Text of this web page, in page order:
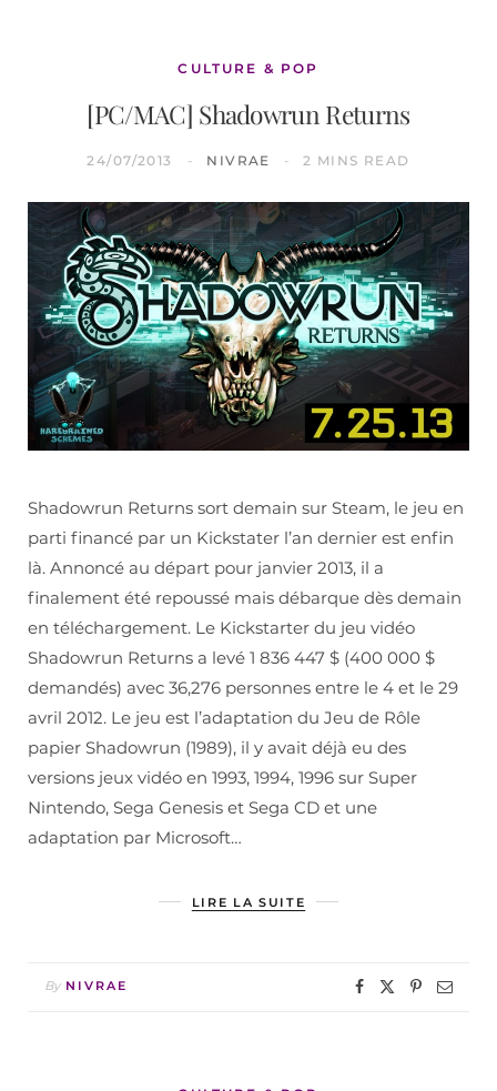
CULTURE & POP
[PC/MAC] Shadowrun Returns
24/07/2013 NIVRAE 2 MINS READ
Shadowrun Returns sort demain sur Steam, le jeu en
parti financé par un Kickstater l’an dernier est enfin
là. Annoncé au départ pour janvier 2013, il a
finalement été repoussé mais débarque dès demain
en téléchargement. Le Kickstarter du jeu vidéo
Shadowrun Returns a levé 1 836 447 $ (400 000 $
demandés) avec 36,276 personnes entre le 4 et le 29
avril 2012. Le jeu est l’adaptation du Jeu de Rôle
papier Shadowrun (1989), il y avait déjà eu des
versions jeux vidéo en 1993, 1994, 1996 sur Super
Nintendo, Sega Genesis et Sega CD et une
adaptation par Microsoft…
LIRE LA SUITE
By NIVRAE